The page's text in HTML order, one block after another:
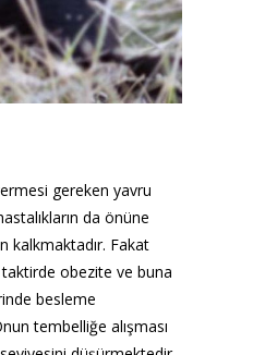
gereken yavru
da önüne
kalkmaktadır. Fakat
taktirde obezite ve buna
besleme
tembelliğe alışması